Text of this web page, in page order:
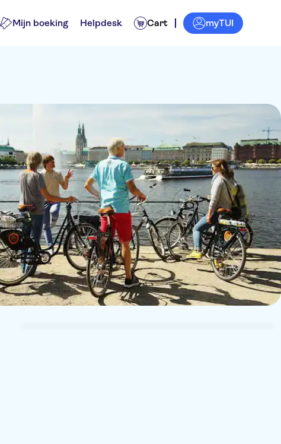
Mijn boeking Helpdesk Cart myTUI